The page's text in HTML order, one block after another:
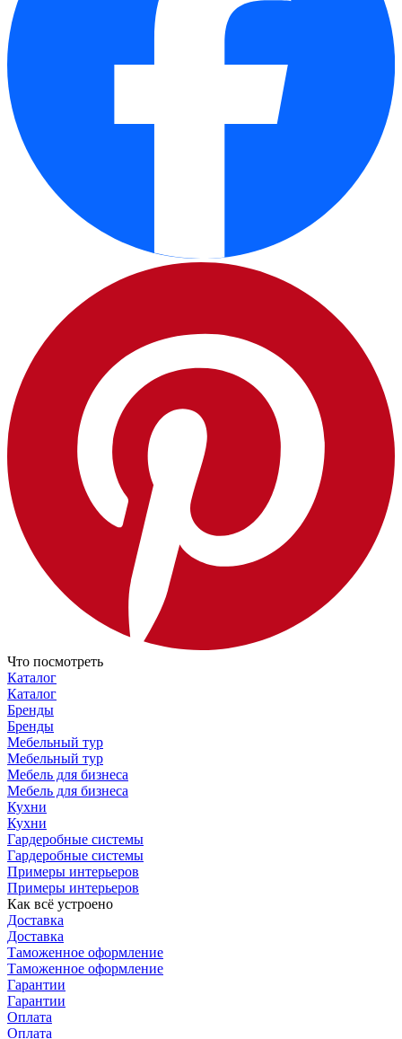
Что посмотреть
Каталог
Каталог
Бренды
Бренды
Мебельный тур
Мебельный тур
Мебель для бизнеса
Мебель для бизнеса
Кухни
Кухни
Гардеробные системы
Гардеробные системы
Примеры интерьеров
Примеры интерьеров
Как всё устроено
Доставка
Доставка
Таможенное оформление
Таможенное оформление
Гарантии
Гарантии
Оплата
Оплата